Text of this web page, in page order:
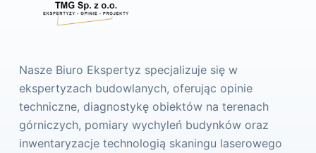
Nasze Biuro Ekspertyz specjalizuje się w
ekspertyzach budowlanych, oferując opinie
techniczne, diagnostykę obiektów na terenach
górniczych, pomiary wychyleń budynków oraz
inwentaryzacje technologią skaningu laserowego